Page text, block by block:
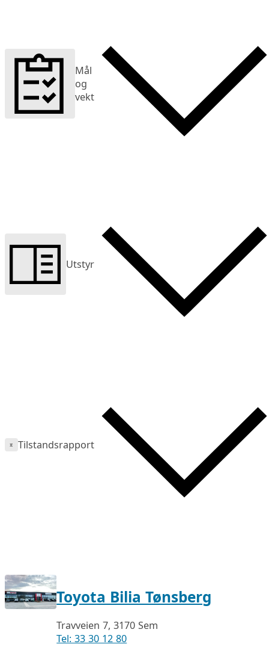
Mål
og
vekt
Utstyr
Tilstandsrapport
Toyota Bilia Tønsberg
Travveien 7, 3170 Sem
Tel: 33 30 12 80